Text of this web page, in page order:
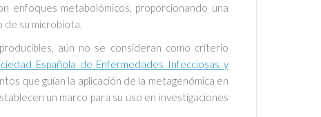
enfoques metabolómicos, proporcionando una
de su microbiota.
aún no se consideran como criterio
Española de Enfermedades Infecciosas y
que guían la aplicación de la metagenómica en
un marco para su uso en investigaciones